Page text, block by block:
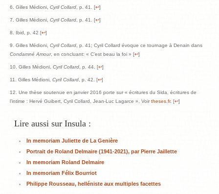
Gilles Médioni, Cyril Collard, p. 41. [↩]
Gilles Médioni, Cyril Collard, p. 41. [↩]
Ibid, p. 42 [↩]
Gilles Médioni, Cyril Collard, p. 41; Cyril Collard évoque ce tournage à Denain dans
Condamné Amour, en concluant: « C’est beau la foi » [↩]
Gilles Médioni, Cyril Collard, p. 44. [↩]
Gilles Médioni, Cyril Collard, p. 42. [↩]
Une thèse soutenue en janvier 2016 porte sur « écritures du Sida, écritures de
l’intime : Hervé Guibert, Cyril Collard, Jean-Luc Lagarce ». Voir theses.fr. [↩]
Lire aussi sur Insula :
In memoriam Juliette de La Genière
Portrait de Roland Delmaire (1941-2021), par Pierre Jaillette
In memoriam Roland Delmaire
In memoriam Félix Bourriot
Philippe Rousseau, helléniste aux multiples facettes